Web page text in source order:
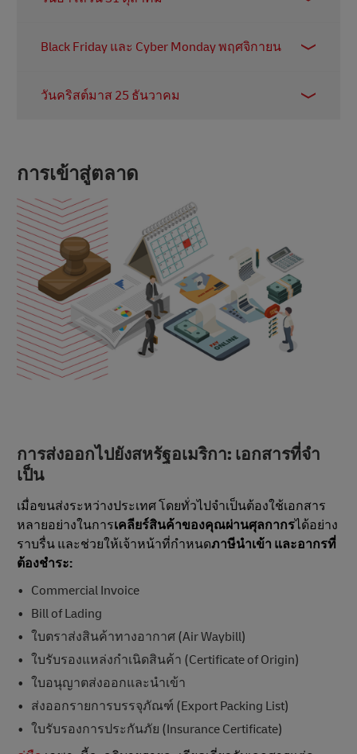
ร่วมสนุกเพื่อทำให้แบรนด์ของคุณเป็นที่รู้จัก
Black Friday และ Cyber Monday พฤศจิกายน
สหรัฐอเมริกา และปัจจุบันได้พัฒนาจนกลายเป็น
วันคริสต์มาส 25 ธันวาคม
รับคนที่คุณรัก และอย่าลืม Super Saturday ซึ่งเป็น
วันเสาร์สุดท้ายก่อนวันสําคัญที่นักช้อปในนาที
สุดท้ายใช้จ่ายเงินก้อนโต
การเข้าสู่ตลาด
การส่งออกไปยังสหรัฐอเมริกา: เอกสารที่จํา
เป็น
เมื่อขนส่งระหว่างประเทศ โดยทั่วไปจำเป็นต้องใช้เอกสาร
หลายอย่างในการเคลียร์สินค้าของคุณผ่านศุลกากรได้อย่าง
ราบรื่น และช่วยให้เจ้าหน้าที่กําหนดภาษีนําเข้า และอากรที่
ต้องชําระ:
Commercial Invoice
Bill of Lading
ใบตราส่งสินค้าทางอากาศ (Air Waybill)
ใบรับรองแหล่งกําเนิดสินค้า (Certificate of Origin)
ใบอนุญาตส่งออกและนําเข้า
ส่งออกรายการบรรจุภัณฑ์ (Export Packing List)
ใบรับรองการประกันภัย (Insurance Certificate)